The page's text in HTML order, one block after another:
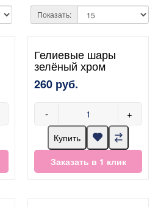
Показать:
Гелиевые шары
зелёный хром
260 руб.
- +
Купить
Заказать в 1 клик